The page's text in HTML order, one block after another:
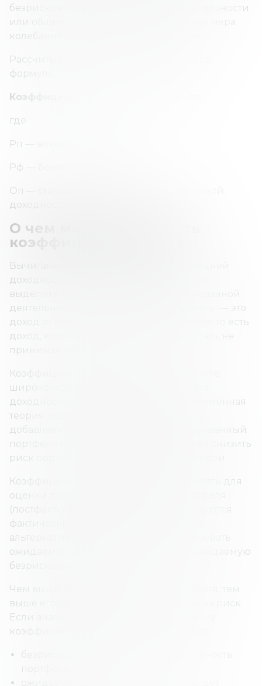
безрисковой ставки на единицу волатильности
или общего риска. Волатильность — это мера
колебания цены актива или портфеля.
Рассчитывается коэффициент Шарпа по
формуле:
Коэффициент Шарпа = (Рп - Рф) / Оп
где
Рп — возврат портфеля;
Рф — безрисковая ставка;
Оп — стандартное отклонение избыточной
доходности портфеля.
О чем может рассказать
коэффициент Шарпа?
Вычитание безрисковой ставки из средней
доходности позволяет инвестору лучше
выделить прибыль, связанную с рискованной
деятельностью. Безрисковая доходность — это
доход от инвестиций с нулевым риском, то есть
доход, который инвесторы могут ожидать, не
принимая на себя никакого риска.
Коэффициент Шарпа — один из наиболее
широко используемых методов расчета
доходности с поправкой на риск. Современная
теория портфеля (MPT) утверждает, что
добавление активов в диверсифицированный
портфель с низкой корреляцией может снизить
риск портфеля без ущерба для доходности.
Коэффициент Шарпа можно использовать для
оценки прошлой эффективности портфеля
(постфактум), когда в формуле используются
фактические доходы. Здесь в качестве
альтернативы инвестор может использовать
ожидаемую доходность портфеля и ожидаемую
безрисковую ставку.
Чем выше коэффициент Шарпа портфеля, тем
выше его эффективность с поправкой на риск.
Если анализ приводит к отрицательному
коэффициенту Шарпа, это означает, что: